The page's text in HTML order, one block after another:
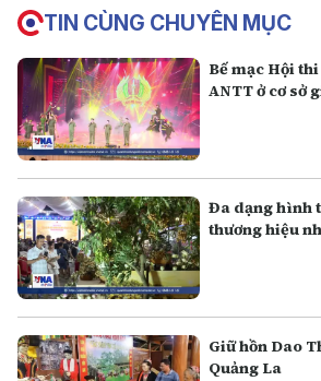
TIN CÙNG CHUYÊN MỤC
Bế mạc Hội
ANTT ở cơ sở
Đa dạng hình
thương hiệu
Giữ hồn Dao
Quảng La